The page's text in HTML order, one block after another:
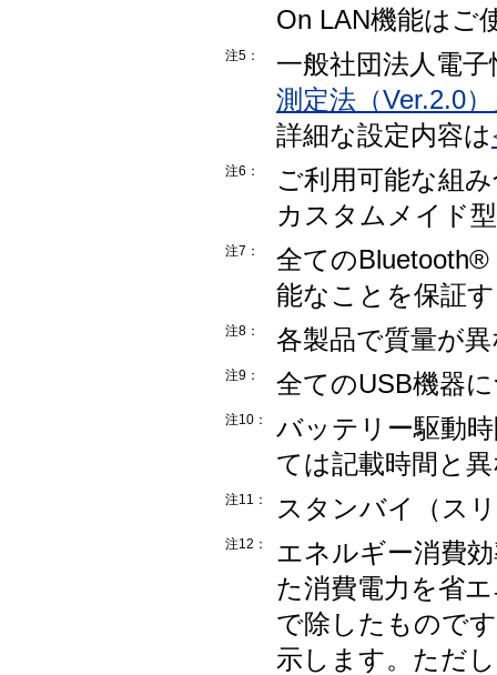
On LAN機能はご
注5：
一般社団法人電
測定法（Ver.2.0
詳細な設定内容は
注6：
ご利用可能な組
カスタムメイド
注7：
全ての
能なことを保証
注8： 各製品で質量が
注9： 全てのUSB機器
注10：
バッテリー駆動
ては記載時間と
注11： スタンバイ（ス
注12：
エネルギー消費
た消費電力を省
で除したもので
示します。ただ